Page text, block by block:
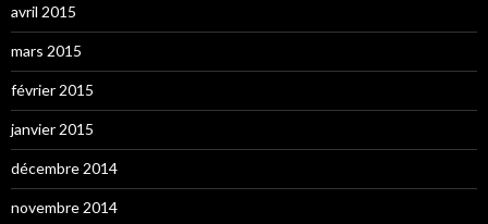
avril 2015
mars 2015
février 2015
janvier 2015
décembre 2014
novembre 2014